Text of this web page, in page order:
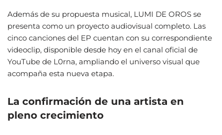
Además de su propuesta musical, LUMI DE OROS se
presenta como un proyecto audiovisual completo. Las
cinco canciones del EP cuentan con su correspondiente
videoclip, disponible desde hoy en el canal oficial de
YouTube de L0rna, ampliando el universo visual que
acompaña esta nueva etapa.
La confirmación de una artista en
pleno crecimiento